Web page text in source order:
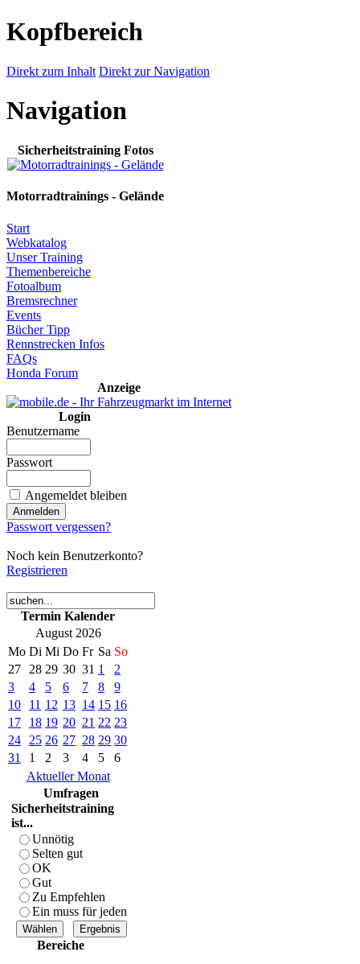
Kopfbereich
Direkt zum Inhalt Direkt zur Navigation
Navigation
Sicherheitstraining Fotos
Motorradtrainings - Gelände
Start
Webkatalog
Unser Training
Themenbereiche
Fotoalbum
Bremsrechner
Events
Bücher Tipp
Rennstrecken Infos
FAQs
Honda Forum
Anzeige
Login
Benutzername
Passwort
Angemeldet bleiben
Passwort vergessen?
Noch kein Benutzerkonto?
Registrieren
Termin Kalender
August 2026
Mo Di Mi Do Fr Sa So
27
28 29 30 31 1
2
3
4 5 6 7 8
9
10
11 12 13 14 15 16
17
18 19 20 21 22 23
24
25 26 27 28 29 30
31
1 2 3 4 5
6
Aktueller Monat
Umfragen
Sicherheitstraining
ist...
Unnötig
Selten gut
OK
Gut
Zu Empfehlen
Ein muss für jeden
Bereiche